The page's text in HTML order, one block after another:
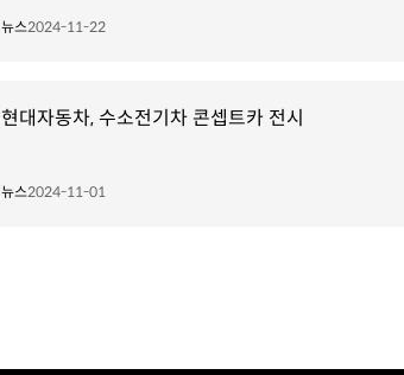
뉴스2024-11-22
현대자동차, 수소전기차 콘셉트카 전시
뉴스2024-11-01